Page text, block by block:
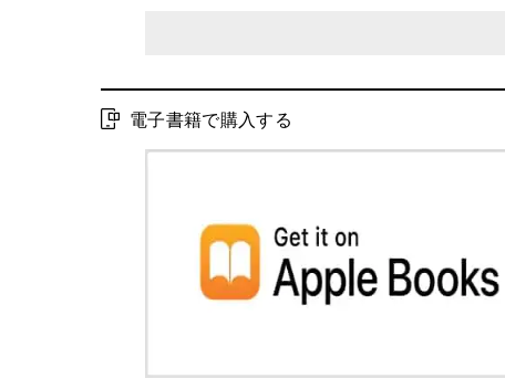
電子書籍で購入する